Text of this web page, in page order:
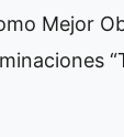
Mejor